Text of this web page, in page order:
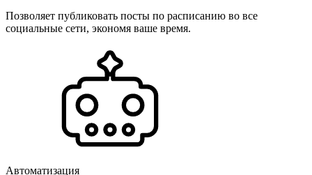
Позволяет публиковать посты по расписанию во все
социальные сети, экономя ваше время.
Автоматизация